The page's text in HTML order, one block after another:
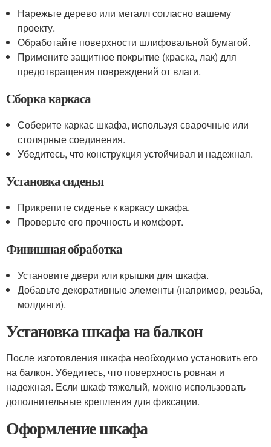
Нарежьте дерево или металл согласно вашему
проекту.
Обработайте поверхности шлифовальной бумагой.
Примените защитное покрытие (краска, лак) для
предотвращения повреждений от влаги.
Сборка каркаса
Соберите каркас шкафа, используя сварочные или
столярные соединения.
Убедитесь, что конструкция устойчивая и надежная.
Установка сиденья
Прикрепите сиденье к каркасу шкафа.
Проверьте его прочность и комфорт.
Финишная обработка
Установите двери или крышки для шкафа.
Добавьте декоративные элементы (например, резьба,
молдинги).
Установка шкафа на балкон
После изготовления шкафа необходимо установить его
на балкон. Убедитесь, что поверхность ровная и
надежная. Если шкаф тяжелый, можно использовать
дополнительные крепления для фиксации.
Оформление шкафа